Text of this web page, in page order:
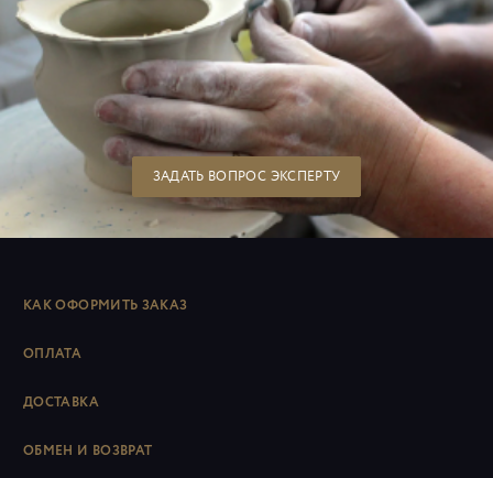
ЗАДАТЬ ВОПРОС ЭКСПЕРТУ
КАК ОФОРМИТЬ ЗАКАЗ
ОПЛАТА
ДОСТАВКА
ОБМЕН И ВОЗВРАТ